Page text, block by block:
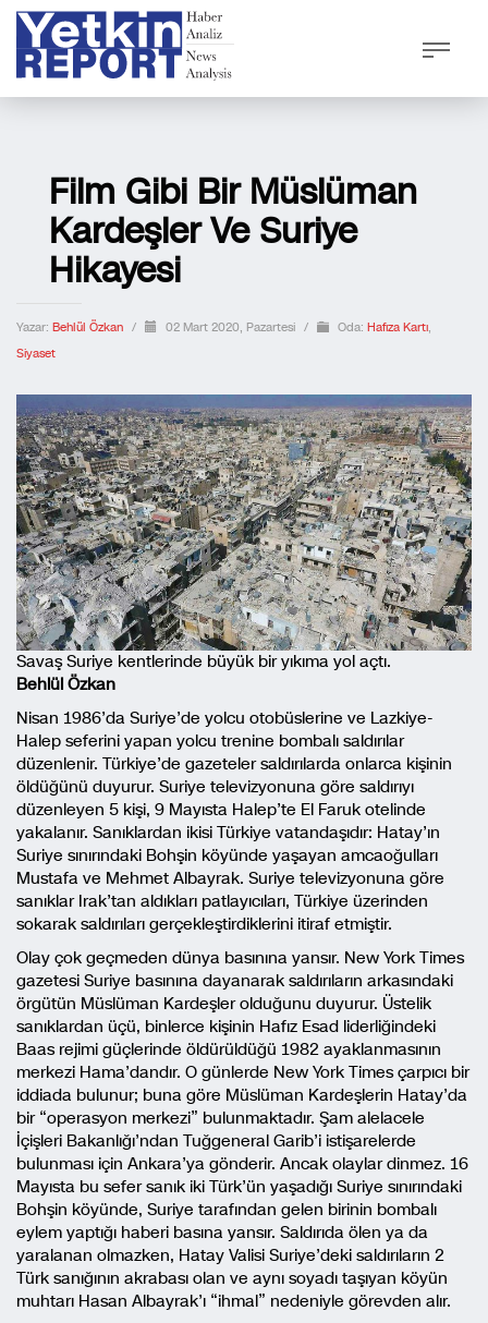
Film Gibi Bir Müslüman
Kardeşler Ve Suriye
Hikayesi
Yazar: Behlül Özkan / 02 Mart 2020, Pazartesi / Oda: Hafıza Kartı,
Siyaset
Savaş Suriye kentlerinde büyük bir yıkıma yol açtı.
Behlül Özkan
Nisan 1986’da Suriye’de yolcu otobüslerine ve Lazkiye-
Halep seferini yapan yolcu trenine bombalı saldırılar
düzenlenir. Türkiye’de gazeteler saldırılarda onlarca kişinin
öldüğünü duyurur. Suriye televizyonuna göre saldırıyı
düzenleyen 5 kişi, 9 Mayısta Halep’te El Faruk otelinde
yakalanır. Sanıklardan ikisi Türkiye vatandaşıdır: Hatay’ın
Suriye sınırındaki Bohşin köyünde yaşayan amcaoğulları
Mustafa ve Mehmet Albayrak. Suriye televizyonuna göre
sanıklar Irak’tan aldıkları patlayıcıları, Türkiye üzerinden
sokarak saldırıları gerçekleştirdiklerini itiraf etmiştir.
Olay çok geçmeden dünya basınına yansır. New York Times
gazetesi Suriye basınına dayanarak saldırıların arkasındaki
örgütün Müslüman Kardeşler olduğunu duyurur. Üstelik
sanıklardan üçü, binlerce kişinin Hafız Esad liderliğindeki
Baas rejimi güçlerinde öldürüldüğü 1982 ayaklanmasının
merkezi Hama’dandır. O günlerde New York Times çarpıcı bir
iddiada bulunur; buna göre Müslüman Kardeşlerin Hatay’da
bir “operasyon merkezi” bulunmaktadır. Şam alelacele
İçişleri Bakanlığı’ndan Tuğgeneral Garib’i istişarelerde
bulunması için Ankara’ya gönderir. Ancak olaylar dinmez. 16
Mayısta bu sefer sanık iki Türk’ün yaşadığı Suriye sınırındaki
Bohşin köyünde, Suriye tarafından gelen birinin bombalı
eylem yaptığı haberi basına yansır. Saldırıda ölen ya da
yaralanan olmazken, Hatay Valisi Suriye’deki saldırıların 2
Türk sanığının akrabası olan ve aynı soyadı taşıyan köyün
muhtarı Hasan Albayrak’ı “ihmal” nedeniyle görevden alır.